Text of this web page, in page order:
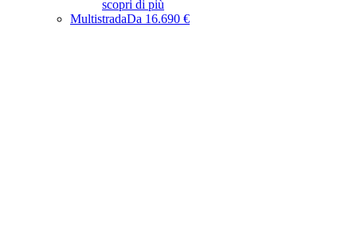
scopri di più
MultistradaDa 16.690 €